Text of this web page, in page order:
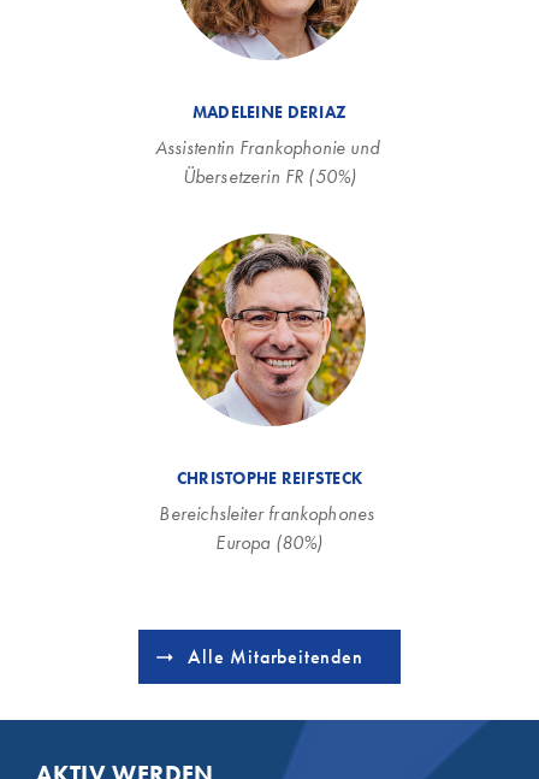
MADELEINE DERIAZ
Assistentin Frankophonie und
Übersetzerin FR (50%)
CHRISTOPHE REIFSTECK
Bereichsleiter frankophones
Europa (80%)
Alle Mitarbeitenden